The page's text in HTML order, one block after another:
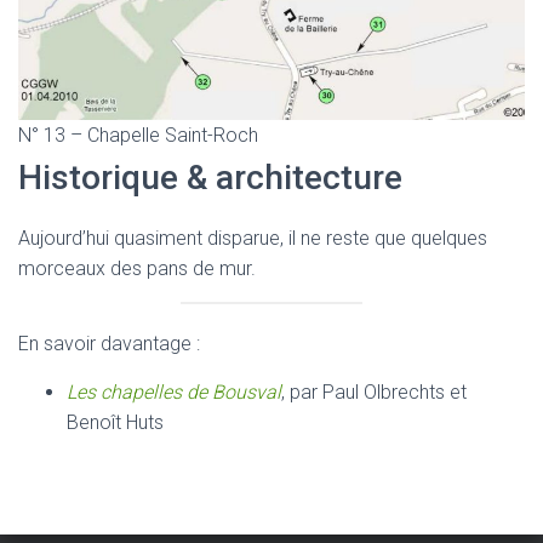
N° 13 – Chapelle Saint-Roch
Historique & architecture
Aujourd’hui quasiment disparue, il ne reste que quelques
morceaux des pans de mur.
En savoir davantage :
Les chapelles de Bousval, par Paul Olbrechts et
Benoît Huts